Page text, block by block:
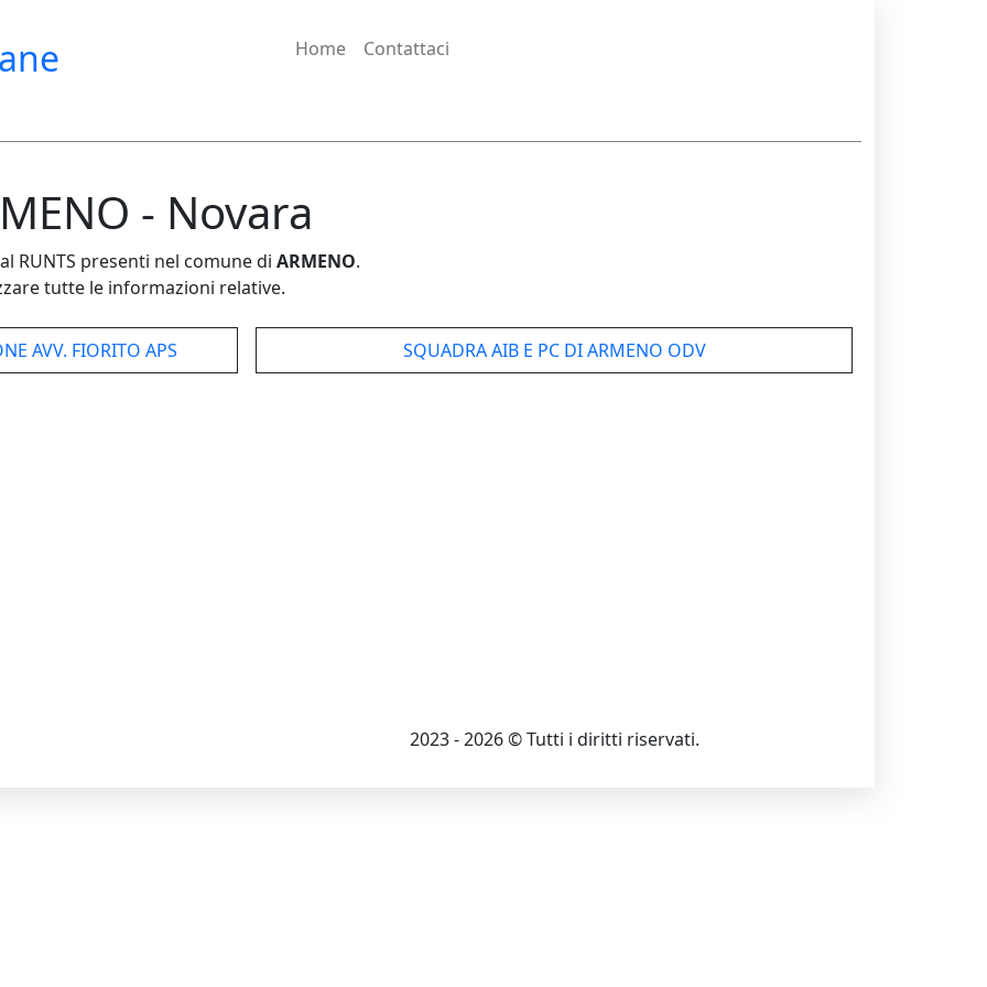
Home Contattaci
- Novara
RUNTS presenti nel comune di ARMENO.
tutte le informazioni relative.
AVV. FIORITO APS SQUADRA AIB E PC DI ARMENO ODV
2023 - 2026 © Tutti i diritti riservati.